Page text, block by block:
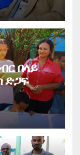
በላይ
ድጋፍ